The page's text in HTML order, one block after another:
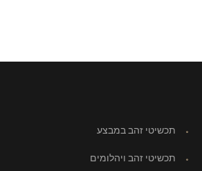
תכשיטי זהב במבצע
תכשיטי זהב ויהלומים